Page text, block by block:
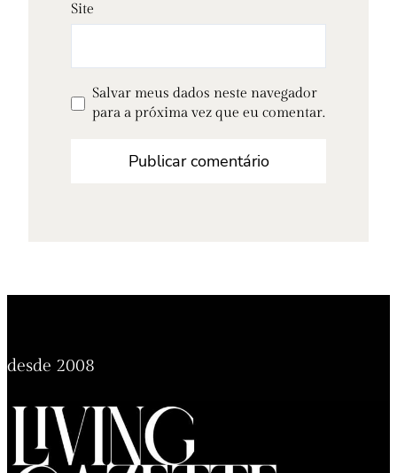
Site
Salvar meus dados neste navegador
para a próxima vez que eu comentar.
desde 2008